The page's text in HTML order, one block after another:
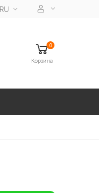
RU
0
Корзина